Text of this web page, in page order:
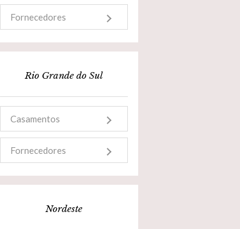
Fornecedores
Rio Grande do Sul
Casamentos
Fornecedores
Nordeste